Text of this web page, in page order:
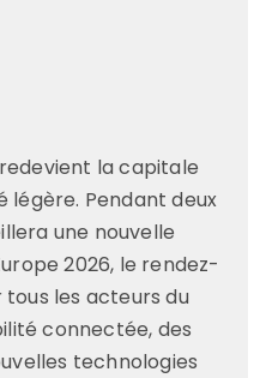
redevient la capitale
légère. Pendant deux
une nouvelle
2026, le rendez-
les acteurs du
connectée, des
technologies